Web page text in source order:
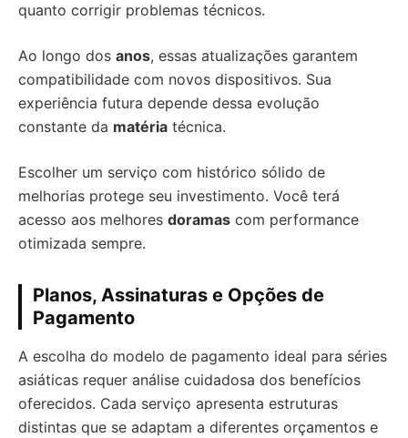
quanto corrigir problemas técnicos.
Ao longo dos anos, essas atualizações garantem
compatibilidade com novos dispositivos. Sua
experiência futura depende dessa evolução
constante da matéria técnica.
Escolher um serviço com histórico sólido de
melhorias protege seu investimento. Você terá
acesso aos melhores doramas com performance
otimizada sempre.
Planos, Assinaturas e Opções de
Pagamento
A escolha do modelo de pagamento ideal para séries
asiáticas requer análise cuidadosa dos benefícios
oferecidos. Cada serviço apresenta estruturas
distintas que se adaptam a diferentes orçamentos e